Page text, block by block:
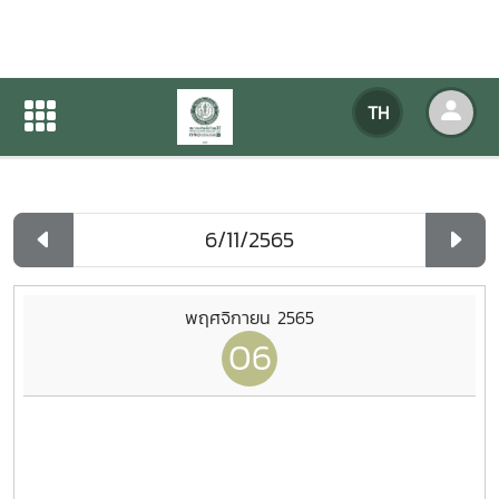
TH
ปฏิทินกิจกรรมของหน่วยงาน
ปฏิทินกิจกรรมของหน่วยงาน
พฤศจิกายน 2565
06